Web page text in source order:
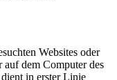
Websites oder
dem Computer des
in erster Linie